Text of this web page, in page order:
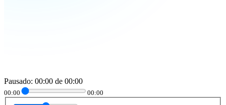
Pausado: 00:00 de 00:00
00:00 00:00